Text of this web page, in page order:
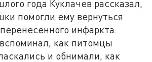
года Куклачев рассказал,
помогли ему вернуться
инфаркта.
как питомцы
и обнимали, как